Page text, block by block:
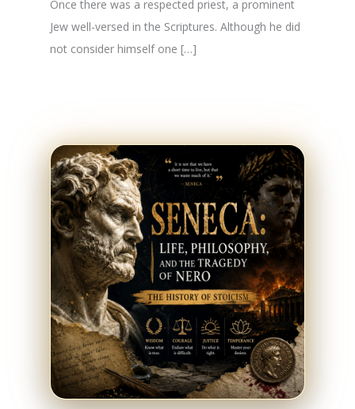
Once there was a respected priest, a prominent
Jew well-versed in the Scriptures. Although he did
not consider himself one […]